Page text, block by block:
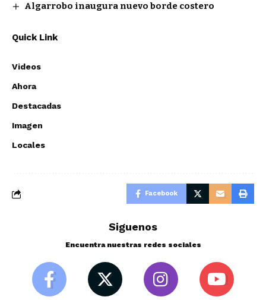
Algarrobo inaugura nuevo borde costero
Quick Link
Videos
Ahora
Destacadas
Imagen
Locales
Facebook
Siguenos
Encuentra nuestras redes sociales